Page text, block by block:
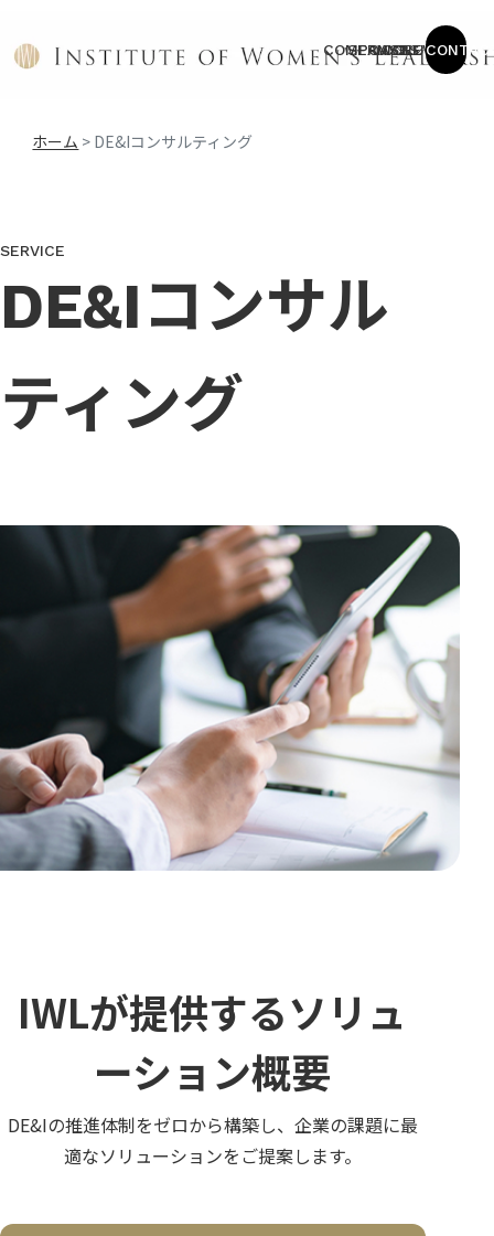
COMPANY
SERVICE
CASES
COLUMN
NEWS
ホーム > DE&Iコンサルティング
SERVICE
DE&Iコンサル
ティング
IWLが提供するソリュ
ーション概要
DE&Iの推進体制をゼロから構築し、企業の課題に最
適なソリューションをご提案します。